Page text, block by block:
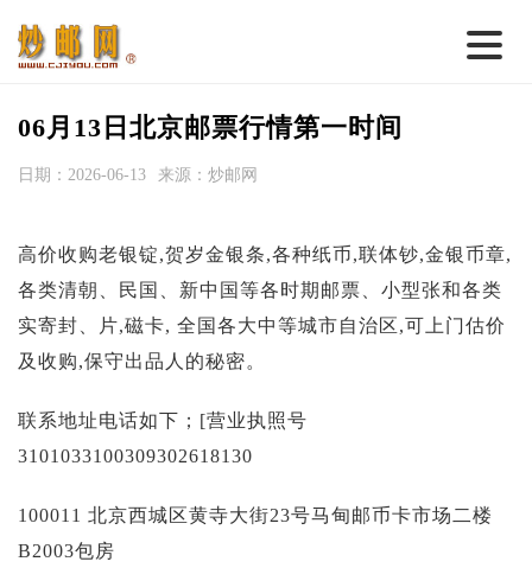
首 页
名家综述
热点话题
邮币卡苑
06月13日北京邮票行情第一时间
日期：2026-06-13 来源：炒邮网
高价收购老银锭,贺岁金银条,各种纸币,联体钞,金银币章,
各类清朝、民国、新中国等各时期邮票、小型张和各类
实寄封、片,磁卡, 全国各大中等城市自治区,可上门估价
及收购,保守出品人的秘密。
联系地址电话如下；[营业执照号
3101033100309302618130
100011 北京西城区黄寺大街23号马甸邮币卡市场二楼
B2003包房